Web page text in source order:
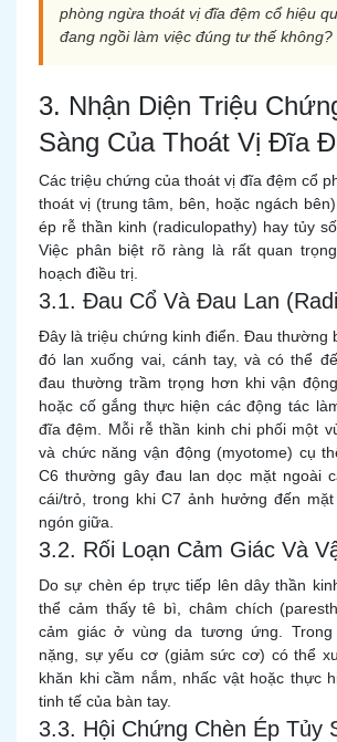
phòng ngừa thoát vị đĩa đệm cổ hiệu
đang ngồi làm việc đúng tư thế không?
3. Nhận Diện Triệu
Sàng Của Thoát Vị Đĩa
Các triệu chứng của thoát vị đĩa đệm cổ
thoát vị (trung tâm, bên, hoặc ngách
ép rễ thần kinh (radiculopathy) hay tủy
Việc phân biệt rõ ràng là rất quan
hoạch điều trị.
3.1. Đau Cổ Và Đau Lan
Đây là triệu chứng kinh điển. Đau thường
đó lan xuống vai, cánh tay, và có thể
đau thường trầm trọng hơn khi vận
hoặc cố gắng thực hiện các động tác
đĩa đệm. Mỗi rễ thần kinh chi phối một
và chức năng vận động (myotome) cụ
C6 thường gây đau lan dọc mặt ngoài
cái/trỏ, trong khi C7 ảnh hưởng đến
ngón giữa.
3.2. Rối Loạn Cảm Giác Và
Do sự chèn ép trực tiếp lên dây thần
thể cảm thấy tê bì, châm chích
cảm giác ở vùng da tương ứng.
nặng, sự yếu cơ (giảm sức cơ) có thể
khăn khi cầm nắm, nhấc vật hoặc thực
tinh tế của bàn tay.
3.3. Hội Chứng Chèn Ép Tủy